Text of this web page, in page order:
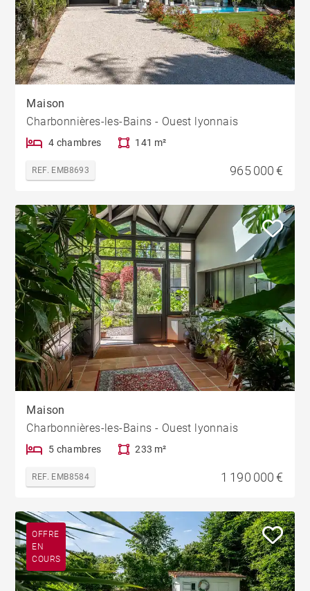
Maison
Charbonnières-les-Bains - Ouest lyonnais
4 chambres 141 m²
REF. EMB8693 965 000 €
Maison
Charbonnières-les-Bains - Ouest lyonnais
5 chambres 233 m²
REF. EMB8584 1 190 000 €
OFFRE
EN
COURS